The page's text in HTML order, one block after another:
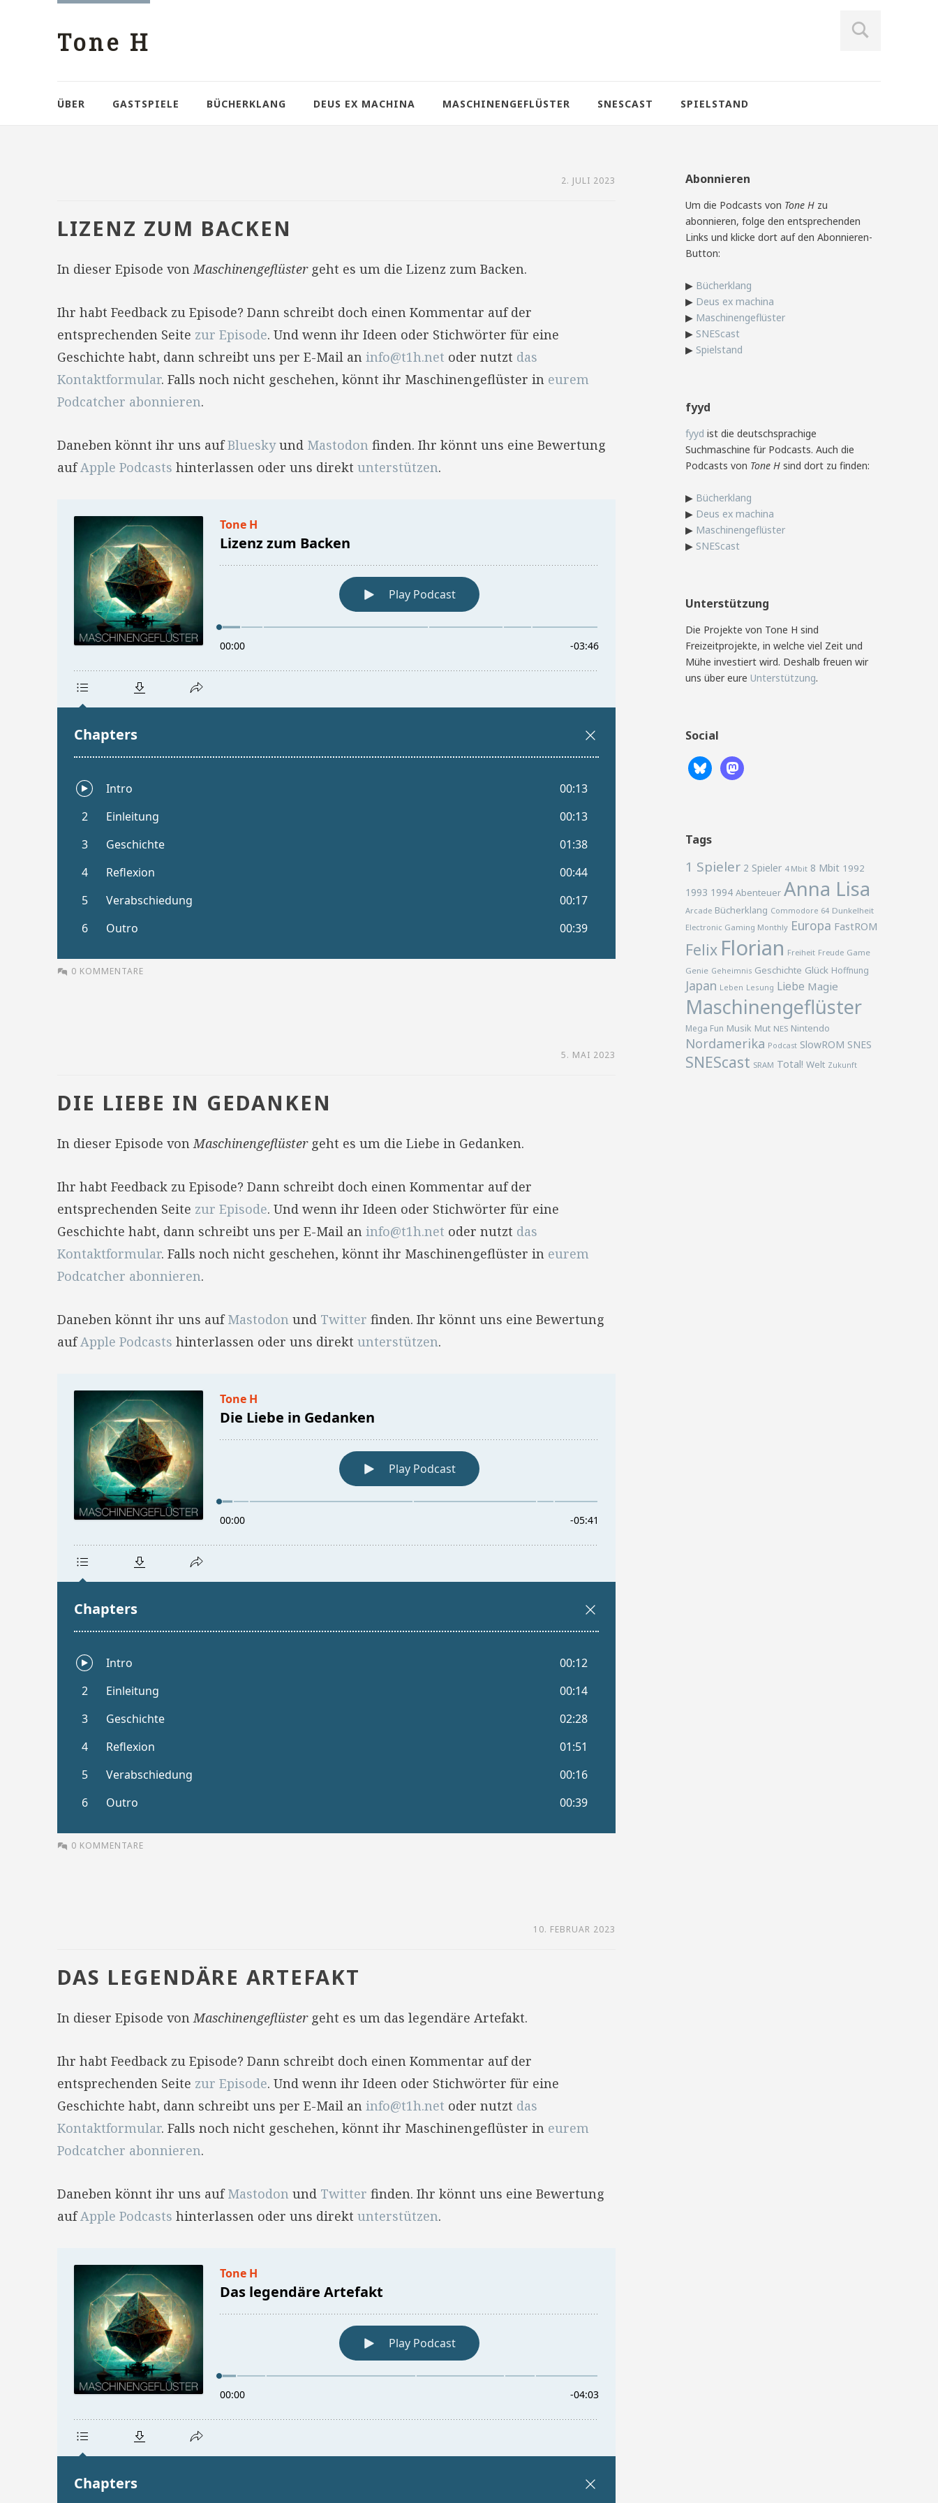
Tone H
ÜBER GASTSPIELE BÜCHERKLANG DEUS EX MACHINA MASCHINENGEFLÜSTER SNESCAST SPIELSTAND
2. JULI 2023
LIZENZ ZUM BACKEN
In dieser Episode vonMaschinengeflüstergeht es um die Lizenz zum Backen.
Ihr habt Feedback zu Episode? Dann schreibt doch einen Kommentar auf der
entsprechenden Seite zur Episode. Und wenn ihr Ideen oder Stichwörter für eine
Geschichte habt, dann schreibt uns per E-Mail an info@t1h.net oder nutzt das
Kontaktformular. Falls noch nicht geschehen, könnt ihr Maschinengeflüster in eurem
Podcatcher abonnieren.
Daneben könnt ihr uns aufBlueskyund Mastodon finden. Ihr könnt uns eine Bewertung
aufApple Podcasts hinterlassen oder uns direkt unterstützen.
0 KOMMENTARE
5. MAI 2023
DIE LIEBE IN GEDANKEN
In dieser Episode vonMaschinengeflüstergeht es um die Liebe in Gedanken.
Ihr habt Feedback zu Episode? Dann schreibt doch einen Kommentar auf der
entsprechenden Seite zur Episode. Und wenn ihr Ideen oder Stichwörter für eine
Geschichte habt, dann schreibt uns per E-Mail an info@t1h.net oder nutzt das
Kontaktformular. Falls noch nicht geschehen, könnt ihr Maschinengeflüster in eurem
Podcatcher abonnieren.
Daneben könnt ihr uns aufMastodon und Twitter finden. Ihr könnt uns eine Bewertung
aufApple Podcasts hinterlassen oder uns direkt unterstützen.
0 KOMMENTARE
10. FEBRUAR 2023
DAS LEGENDÄRE ARTEFAKT
In dieser Episode vonMaschinengeflüstergeht es um das legendäre Artefakt.
Ihr habt Feedback zu Episode? Dann schreibt doch einen Kommentar auf der
entsprechenden Seite zur Episode. Und wenn ihr Ideen oder Stichwörter für eine
Geschichte habt, dann schreibt uns per E-Mail an info@t1h.net oder nutzt das
Kontaktformular. Falls noch nicht geschehen, könnt ihr Maschinengeflüster in eurem
Podcatcher abonnieren.
Daneben könnt ihr uns aufMastodon und Twitter finden. Ihr könnt uns eine Bewertung
aufApple Podcasts hinterlassen oder uns direkt unterstützen.
Abonnieren
Um die Podcasts von Tone H zu
abonnieren, folge den entsprechenden
Links und klicke dort auf den Abonnieren-
Button:
▶ Bücherklang
▶ Deus ex machina
▶ Maschinengeflüster
▶ SNEScast
▶ Spielstand
fyyd
fyyd ist die deutschsprachige
Suchmaschine für Podcasts. Auch die
Podcasts von Tone H sind dort zu finden:
▶ Bücherklang
▶ Deus ex machina
▶ Maschinengeflüster
▶ SNEScast
Unterstützung
Die Projekte von Tone H sind
Freizeitprojekte, in welche viel Zeit und
Mühe investiert wird. Deshalb freuen wir
uns über eure Unterstützung.
Social
Tags
1 Spieler 2 Spieler 4 Mbit 8 Mbit 1992
1993 1994 Abenteuer Anna Lisa
Arcade Bücherklang Commodore 64 Dunkelheit
Electronic Gaming Monthly Europa FastROM
Felix Florian Freiheit Freude Game
Genie Geheimnis Geschichte Glück Hoffnung
Japan Leben Lesung Liebe Magie
Maschinengeflüster
Mega Fun Musik Mut NES Nintendo
Nordamerika Podcast SlowROM SNES
SNEScast SRAM Total! Welt Zukunft